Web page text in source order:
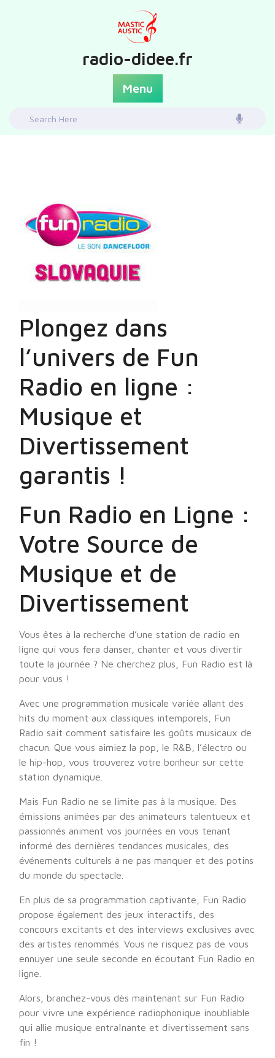
radio-didee.fr
Menu
Search
Plongez dans
l’univers de Fun
Radio en ligne :
Musique et
Divertissement
garantis !
Fun Radio en Ligne :
Votre Source de
Musique et de
Divertissement
Vous êtes à la recherche d’une station de radio en
ligne qui vous fera danser, chanter et vous divertir
toute la journée ? Ne cherchez plus, Fun Radio est là
pour vous !
Avec une programmation musicale variée allant des
hits du moment aux classiques intemporels, Fun
Radio sait comment satisfaire les goûts musicaux de
chacun. Que vous aimiez la pop, le R&B, l’électro ou
le hip-hop, vous trouverez votre bonheur sur cette
station dynamique.
Mais Fun Radio ne se limite pas à la musique. Des
émissions animées par des animateurs talentueux et
passionnés animent vos journées en vous tenant
informé des dernières tendances musicales, des
événements culturels à ne pas manquer et des potins
du monde du spectacle.
En plus de sa programmation captivante, Fun Radio
propose également des jeux interactifs, des
concours excitants et des interviews exclusives avec
des artistes renommés. Vous ne risquez pas de vous
ennuyer une seule seconde en écoutant Fun Radio en
ligne.
Alors, branchez-vous dès maintenant sur Fun Radio
pour vivre une expérience radiophonique inoubliable
qui allie musique entraînante et divertissement sans
fin !